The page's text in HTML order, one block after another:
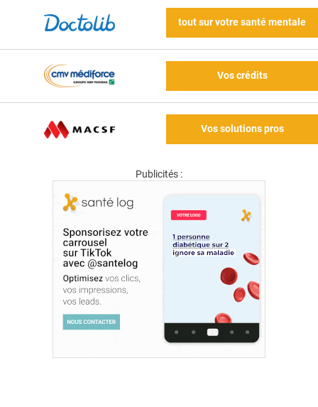
tout sur votre santé mentale
Vos crédits
Vos solutions pros
Publicités :